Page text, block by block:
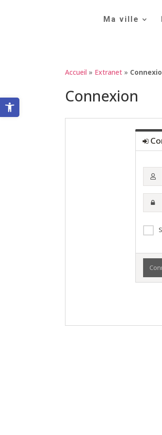
Ouvrir la barre d’outils
Ma ville
Accueil » Extranet »
Connexion
mél
nom